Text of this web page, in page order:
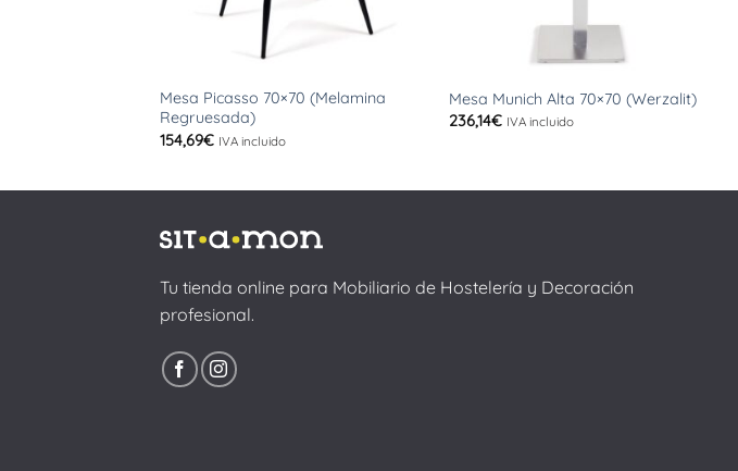
Mesa Picasso 70×70 (Melamina
Regruesada)
154,69€ IVA incluido
Mesa Munich Alta 70×70 (Werzalit)
236,14€ IVA incluido
Tu tienda online para Mobiliario de Hostelería y Decoración
profesional.